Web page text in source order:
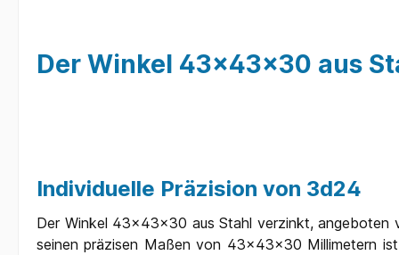
Der Winkel 43x43x30 aus
Individuelle Präzision von 3d24
Der Winkel 43x43x30 aus Stahl verzinkt, angeboten
seinen präzisen Maßen von 43x43x30 Millimetern